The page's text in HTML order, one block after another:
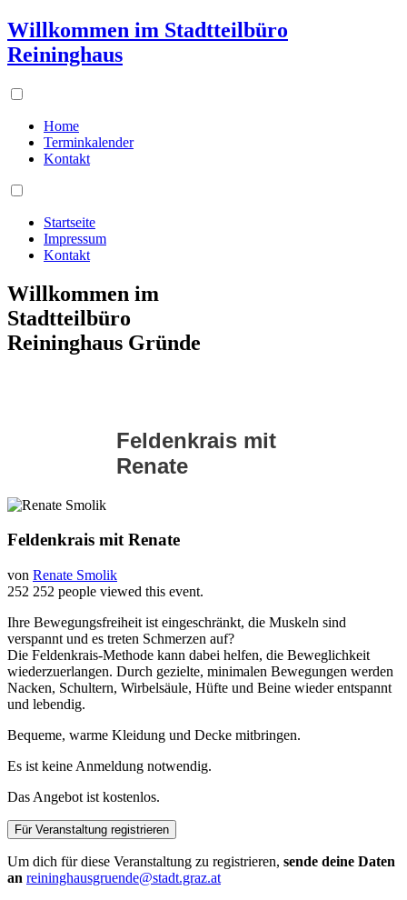
Willkommen im Stadtteilbüro
Reininghaus
Home
Terminkalender
Kontakt
Startseite
Impressum
Kontakt
Willkommen im
Stadtteilbüro
Reininghaus Gründe
Feldenkrais mit
Renate
Feldenkrais mit Renate
von Renate Smolik
252 252 people viewed this event.
Ihre Bewegungsfreiheit ist eingeschränkt, die Muskeln sind
verspannt und es treten Schmerzen auf?
Die Feldenkrais-Methode kann dabei helfen, die Beweglichkeit
wiederzuerlangen. Durch gezielte, minimalen Bewegungen werden
Nacken, Schultern, Wirbelsäule, Hüfte und Beine wieder entspannt
und lebendig.
Bequeme, warme Kleidung und Decke mitbringen.
Es ist keine Anmeldung notwendig.
Das Angebot ist kostenlos.
Für Veranstaltung registrieren
Um dich für diese Veranstaltung zu registrieren, sende deine Daten
an reininghausgruende@stadt.graz.at